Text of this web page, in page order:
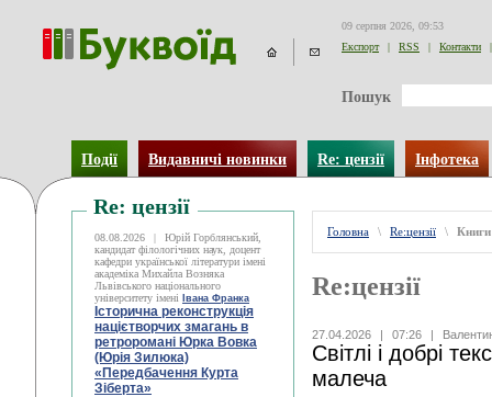
09 серпня 2026, 09:53
Експорт
| RSS | Контакти |
Пошук
Події Видавничі новинки Re: цензії Інфотека
Re: цензії
08.08.2026 |
Юрій Горблянський,
кандидат філологічних наук, доцент
кафедри української літератури імені
академіка Михайла Возняка
Львівського національного
університету імені
Івана Франка
Історична реконструкція
націєтворчих змагань в
ретроромані Юрка Вовка
(Юрія Зилюка)
«Передбачення Курта
Зіберта»
Головна \ Re:цензії \ Книги
Re:цензії
27.04.2026 | 07:26 |
Світлі і добрі
малеча